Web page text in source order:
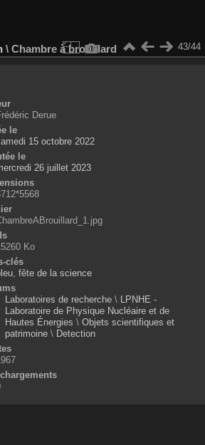
\ Chambre à brouillard 43/44
Derue
le
15 octobre 2022
le
26 juillet 2023
Ko
clés
, fête de la science
Laboratoires de recherche\
LPNHE -
Laboratoire de Physique Nucléaire et de
Hautes Énergies \ Objets scientifiques et
patrimoine\ Detection